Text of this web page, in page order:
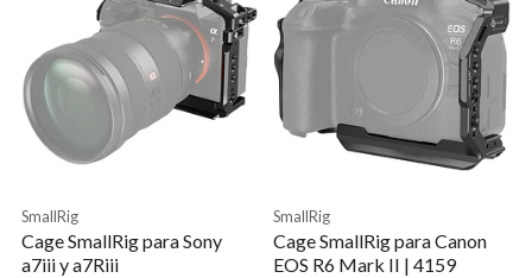
SmallRig
Cage SmallRig para Sony
a7iii y a7Riii
SmallRig
Cage SmallRig para Canon
EOS R6 Mark II | 4159